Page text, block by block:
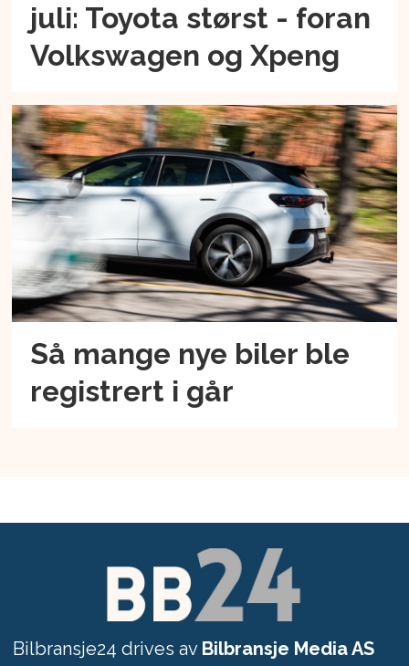
juli: Toyota størst - foran
Volkswagen og Xpeng
Så mange nye biler ble
registrert i går
Bilbransje24 drives av Bilbransje Media AS